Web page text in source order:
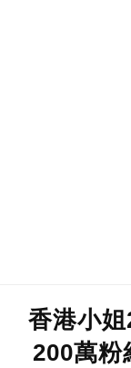
香港小
200萬粉